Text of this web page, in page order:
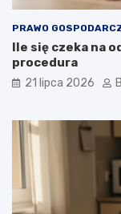
PRAWO
Ile się czeka na
procedura
21 lipca 2026